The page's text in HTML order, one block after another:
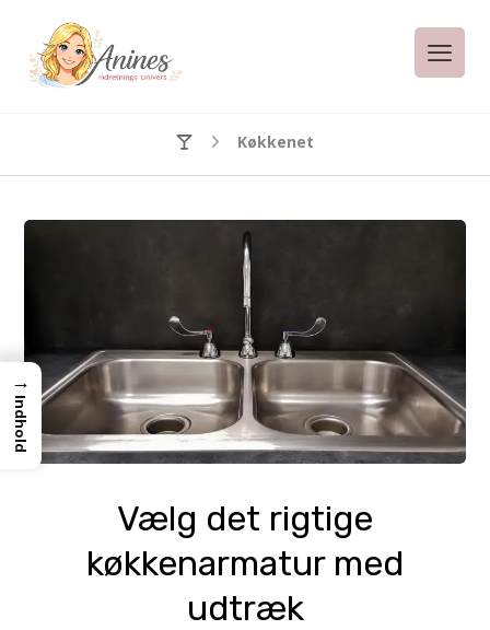
Køkkenet
Vælg det rigtige
køkkenarmatur med
udtræk
→
Indhold